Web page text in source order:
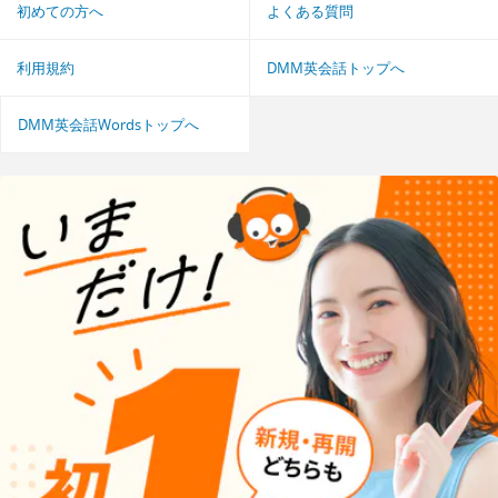
初めての方へ よくある質問
利用規約 DMM英会話トップへ
DMM英会話Wordsトップへ